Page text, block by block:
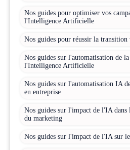
Nos guides pour optimiser vos
l'Intelligence Artificielle
Nos guides pour réussir la
Nos guides sur l'automatisation de
l'Intelligence Artificielle
Nos guides sur l'automatisation IA
en entreprise
Nos guides sur l'impact de l'IA dans
du marketing
Nos guides sur l'impact de l'IA sur